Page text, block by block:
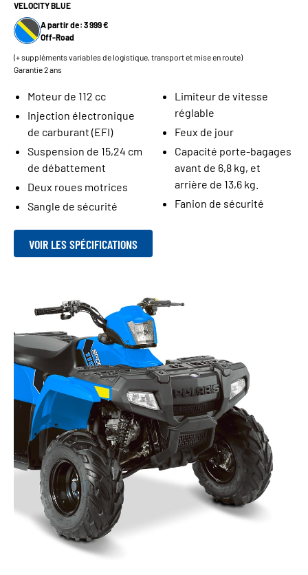
VELOCITY BLUE
A partir de: 3 999 €
Off-Road
(+ suppléments variables de logistique, transport et mise en route)
Garantie 2 ans
Moteur de 112 cc
Injection électronique
de carburant (EFI)
Suspension de 15,24 cm
de débattement
Deux roues motrices
Sangle de sécurité
Limiteur de vitesse
réglable
Feux de jour
Capacité porte-bagages
avant de 6,8 kg, et
arrière de 13,6 kg.
Fanion de sécurité
VOIR LES SPÉCIFICATIONS